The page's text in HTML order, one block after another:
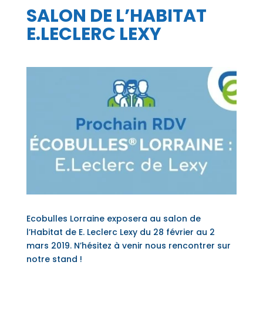
SALON DE L’HABITAT
E.LECLERC LEXY
Ecobulles Lorraine exposera au salon de
l’Habitat de E. Leclerc Lexy du 28 février au 2
mars 2019. N’hésitez à venir nous rencontrer sur
notre stand !